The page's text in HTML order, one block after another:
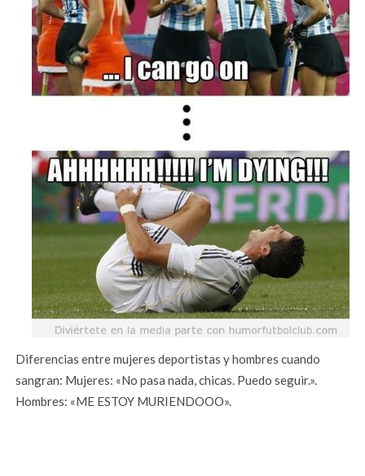
Diferencias entre mujeres deportistas y hombres cuando
sangran: Mujeres: «No pasa nada, chicas. Puedo seguir.».
Hombres: «ME ESTOY MURIENDOOO».